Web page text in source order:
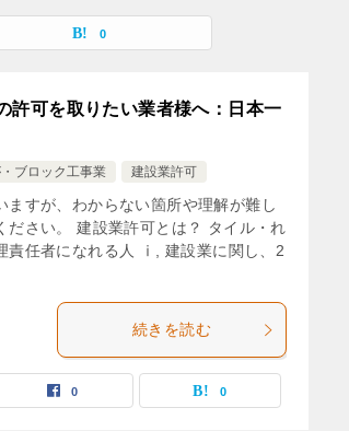
0
許可を取りたい業者様へ：日本一
ブロック工事業 建設業許可
すが、わからない箇所や理解が難し
ださい。 建設業許可とは？ タイル・れ
責任者になれる人 ⅰ, 建設業に関し、2
続きを読む
0 0